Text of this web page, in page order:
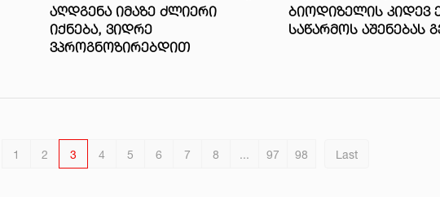
ᲐᲦᲓᲒᲔᲜᲐ ᲘᲛᲐᲖᲔ ᲫᲚᲘᲔᲠᲘ
ᲘᲥᲜᲔᲑᲐ, ᲕᲘᲓᲠᲔ
ᲕᲞᲠᲝᲒᲜᲝᲖᲘᲠᲔᲑᲓᲘᲗ
ᲑᲘᲝᲓᲘᲖᲔᲚᲘᲡ ᲙᲘᲓᲔᲕ
ᲡᲐᲬᲐᲠᲛᲝᲡ ᲐᲨᲔᲜᲔᲑᲐᲡ
1 2 3 4 5 6 7 8 ... 97 98 Last